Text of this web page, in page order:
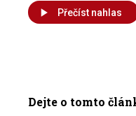
Přečíst nahlas
Dejte o tomto